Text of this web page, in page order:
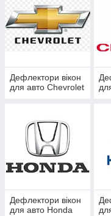
Дефлектори вікон
для авто Chevrolet
Дефлектори вікон
для авто Honda